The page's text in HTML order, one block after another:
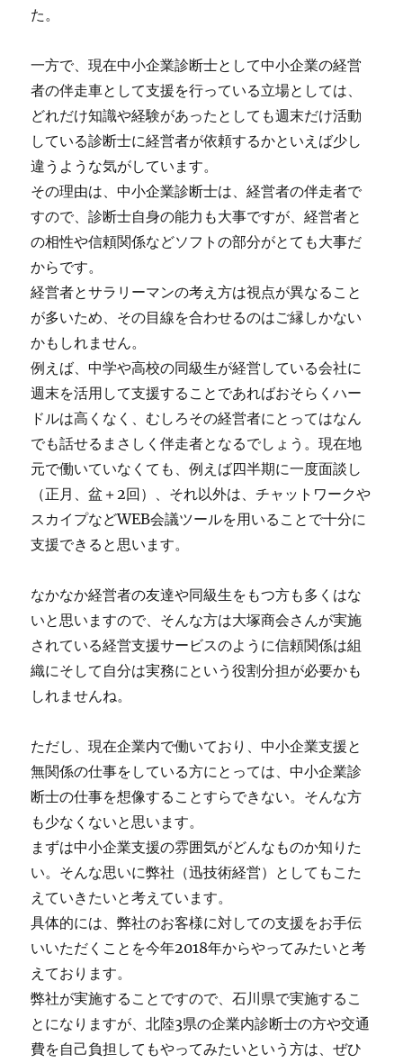
た。
一方で、現在中小企業診断士として中小企業の経営
者の伴走車として支援を行っている立場としては、
どれだけ知識や経験があったとしても週末だけ活動
している診断士に経営者が依頼するかといえば少し
違うような気がしています。
その理由は、中小企業診断士は、経営者の伴走者で
すので、診断士自身の能力も大事ですが、経営者と
の相性や信頼関係などソフトの部分がとても大事だ
からです。
経営者とサラリーマンの考え方は視点が異なること
が多いため、その目線を合わせるのはご縁しかない
かもしれません。
例えば、中学や高校の同級生が経営している会社に
週末を活用して支援することであればおそらくハー
ドルは高くなく、むしろその経営者にとってはなん
でも話せるまさしく伴走者となるでしょう。現在地
元で働いていなくても、例えば四半期に一度面談し
（正月、盆＋2回）、それ以外は、チャットワークや
スカイプなどWEB会議ツールを用いることで十分に
支援できると思います。
なかなか経営者の友達や同級生をもつ方も多くはな
いと思いますので、そんな方は大塚商会さんが実施
されている経営支援サービスのように信頼関係は組
織にそして自分は実務にという役割分担が必要かも
しれませんね。
ただし、現在企業内で働いており、中小企業支援と
無関係の仕事をしている方にとっては、中小企業診
断士の仕事を想像することすらできない。そんな方
も少なくないと思います。
まずは中小企業支援の雰囲気がどんなものか知りた
い。そんな思いに弊社（迅技術経営）としてもこた
えていきたいと考えています。
具体的には、弊社のお客様に対しての支援をお手伝
いいただくことを今年2018年からやってみたいと考
えております。
弊社が実施することですので、石川県で実施するこ
とになりますが、北陸3県の企業内診断士の方や交通
費を自己負担してもやってみたいという方は、ぜひ